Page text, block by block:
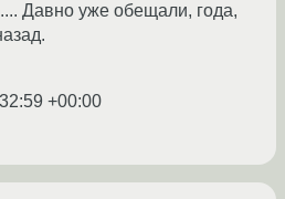
Давно уже обещали, года,
+00:00